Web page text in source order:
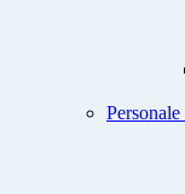
Personale